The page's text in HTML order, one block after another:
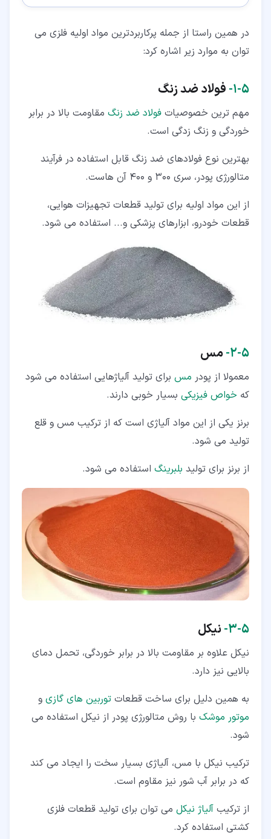
در همین راستا از جمله پرکاربردترین مواد اولیه فلزی می
توان به موارد زیر اشاره کرد:
۵‏-‏۱‏- فولاد ضد زنگ
مهم ترین خصوصیات فولاد ضد زنگ مقاومت بالا در برابر
خوردگی و زنگ زدگی است.
بهترین نوع فولادهای ضد زنگ قابل استفاده در فرآیند
متالورژی پودر، سری 300 و 400 آن هاست.
از این مواد اولیه برای تولید قطعات تجهیزات هوایی،
قطعات خودرو، ابزارهای پزشکی و... استفاده می شود.
۵‏-‏۲‏- مس
معمولا از پودر مس برای تولید آلیاژهایی استفاده می شود
که خواص فیزیکی بسیار خوبی دارند.
برنز یکی از این مواد آلیاژی است که از ترکیب مس و قلع
تولید می شود.
از برنز برای تولید بلبرینگ استفاده می شود.
۵‏-‏۳‏- نیکل
نیکل علاوه بر مقاومت بالا در برابر خوردگی، تحمل دمای
بالایی نیز دارد.
به همین دلیل برای ساخت قطعات توربین های گازی و
موتور موشک با روش متالورژی پودر از نیکل استفاده می
شود.
ترکیب نیکل با مس، آلیاژی بسیار سخت را ایجاد می کند
که در برابر آب شور نیز مقاوم است.
از ترکیب آلیاژ نیکل می توان برای تولید قطعات فلزی
کشتی استفاده کرد.